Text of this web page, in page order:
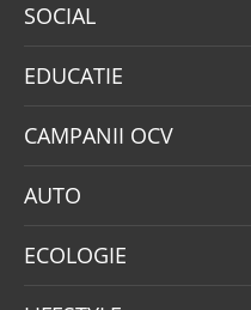
SOCIAL
EDUCATIE
CAMPANII OCV
AUTO
ECOLOGIE